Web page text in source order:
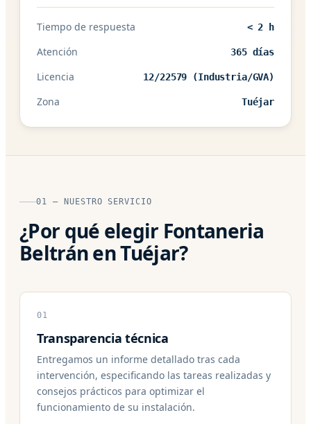
Tiempo de respuesta < 2 h
Atención 365 días
Licencia 12/22579 (Industria/GVA)
Zona Tuéjar
01 — NUESTRO SERVICIO
¿Por qué elegir Fontaneria
Beltrán en Tuéjar?
01
Transparencia técnica
Entregamos un informe detallado tras cada
intervención, especificando las tareas realizadas y
consejos prácticos para optimizar el
funcionamiento de su instalación.